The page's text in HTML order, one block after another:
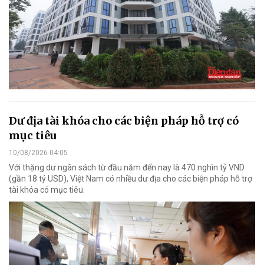
Dư địa tài khóa cho các biện pháp hỗ trợ có
mục tiêu
10/08/2026 04:05
Với thặng dư ngân sách từ đầu năm đến nay là 470 nghìn tỷ VND
(gần 18 tỷ USD), Việt Nam có nhiều dư địa cho các biện pháp hỗ trợ
tài khóa có mục tiêu.